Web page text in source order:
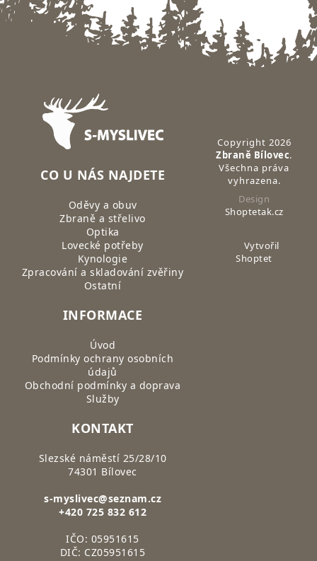
Zápatí
CO U NÁS NAJDETE
Oděvy a obuv
Zbraně a střelivo
Optika
Lovecké potřeby
Kynologie
Zpracování a skladování zvěřiny
Ostatní
INFORMACE
Úvod
Podmínky ochrany osobních
údajů
Obchodní podmínky a doprava
Služby
KONTAKT
Slezské náměstí 25/28/10
74301 Bílovec
s-myslivec@seznam.cz
+420 725 832 612
IČO: 05951615
DIČ: CZ05951615
Copyright 2026
Zbraně Bílovec.
Všechna práva
vyhrazena.
Design
Shoptetak.cz
Vytvořil
Shoptet